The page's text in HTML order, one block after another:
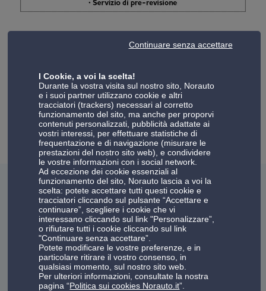
Prenota in pochi clic la Revisione per la tua vettura senza
servizio di pre-revisione.
Maggiori informazioni
Recenti recensioni del centro Norauto
Mantova
4.5
178 clienti hanno assegnato un punteggio a
questo Centro Norauto
I Cookie, a voi la scelta!
Durante la vostra visita sul nostro sito, Norauto
e i suoi partner utilizzano cookie e altri
tracciatori (trackers) necessari al corretto
funzionamento del sito, ma anche per proporvi
contenuti personalizzati, pubblicità adattate ai
vostri interessi, per effettuare statistiche di
frequentazione e di navigazione (misurare le
prestazioni del nostro sito web), e condividere
le vostre informazioni con i social network.
Ad eccezione dei cookie essenziali al
funzionamento del sito, Norauto lascia a voi la
scelta: potete accettare tutti questi cookie e
tracciatori cliccando sul pulsante “Accettare e
continuare”, scegliere i cookie che vi
interessano cliccando sul link "Personalizzare”,
o rifiutare tutti i cookie cliccando sul link
"Continuare senza accettare”.
Potete modificare le vostre preferenze, e in
particolare ritirare il vostro consenso, in
qualsiasi momento, sul nostro sito web.
Per ulteriori informazioni, consultate la nostra
pagina “Politica sui cookies Norauto.it”.
Continuare senza accettare